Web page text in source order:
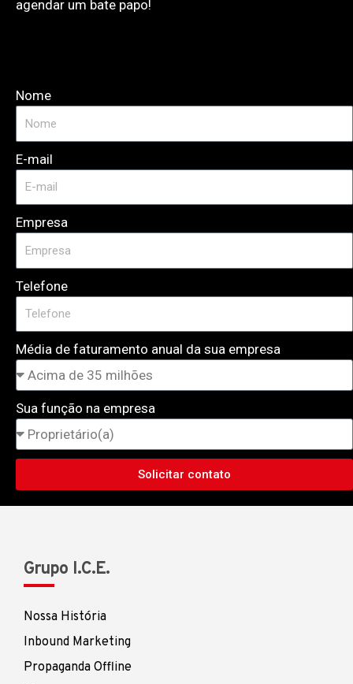
agendar um bate papo!
Nome
E-mail
Empresa
Telefone
Média de faturamento anual da sua empresa
Sua função na empresa
Solicitar contato
Grupo I.C.E.
Nossa História
Inbound Marketing
Propaganda Offline